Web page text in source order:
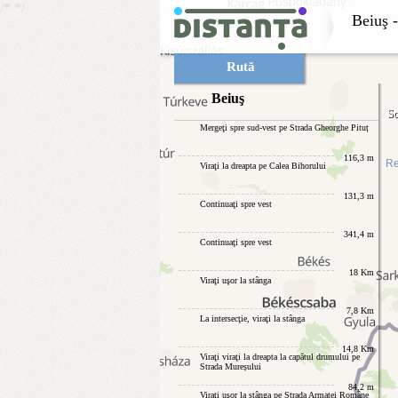
/* */
Beiuş -
Beiuş
Mergeţi spre sud-vest pe Strada Gheorghe Pituț
116,3 m
Viraţi la dreapta pe Calea Bihorului
131,3 m
Continuaţi spre vest
341,4 m
Continuaţi spre vest
18 Km
Viraţi uşor la stânga
7,8 Km
La intersecţie, viraţi la stânga
14,8 Km
Viraţi viraţi la dreapta la capătul drumului pe
Strada Mureșului
84,2 m
Viraţi uşor la stânga pe Strada Armatei Române
Rută